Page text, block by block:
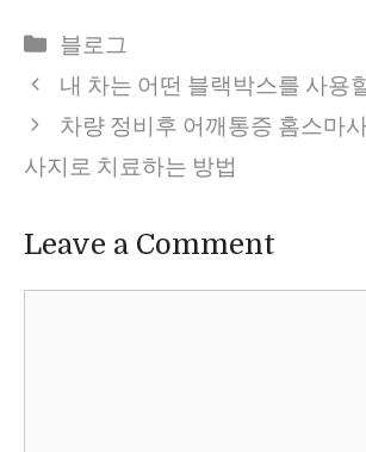
Categories
블로그
내 차는 어떤 블랙박스를 사용
차량 정비후 어깨통증 홈스마
사지로 치료하는 방법
Leave a Comment